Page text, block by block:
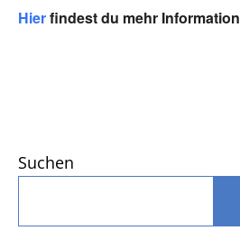
Hierfindest du mehr
Suchen